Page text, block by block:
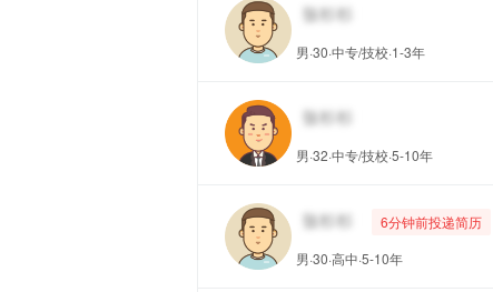
男·30·中专/技校·1-3年
男·32·中专/技校·5-10年
6分钟前投递简历
男·30·高中·5-10年